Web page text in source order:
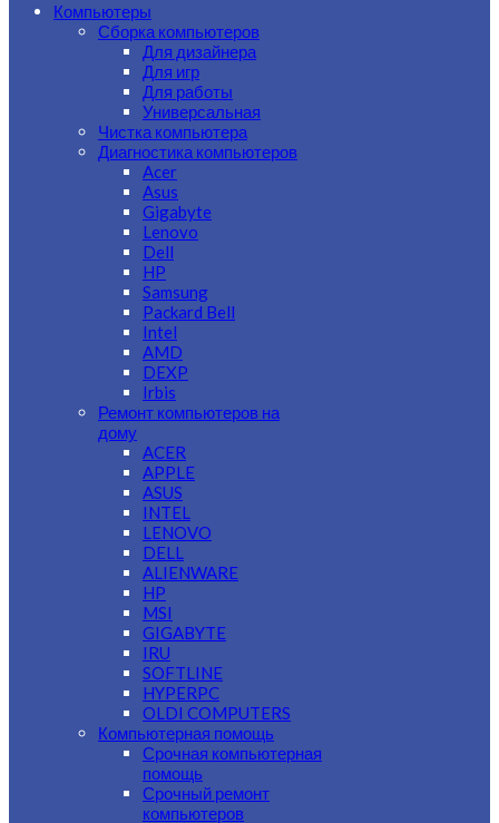
Компьютеры
Сборка компьютеров
Для дизайнера
Для игр
Для работы
Универсальная
Чистка компьютера
Диагностика компьютеров
Acer
Asus
Gigabyte
Lenovo
Dell
HP
Samsung
Packard Bell
Intel
AMD
DEXP
Irbis
Ремонт компьютеров на
дому
ACER
APPLE
ASUS
INTEL
LENOVO
DELL
ALIENWARE
HP
MSI
GIGABYTE
IRU
SOFTLINE
HYPERPC
OLDI COMPUTERS
Компьютерная помощь
Срочная компьютерная
помощь
Срочный ремонт
компьютеров